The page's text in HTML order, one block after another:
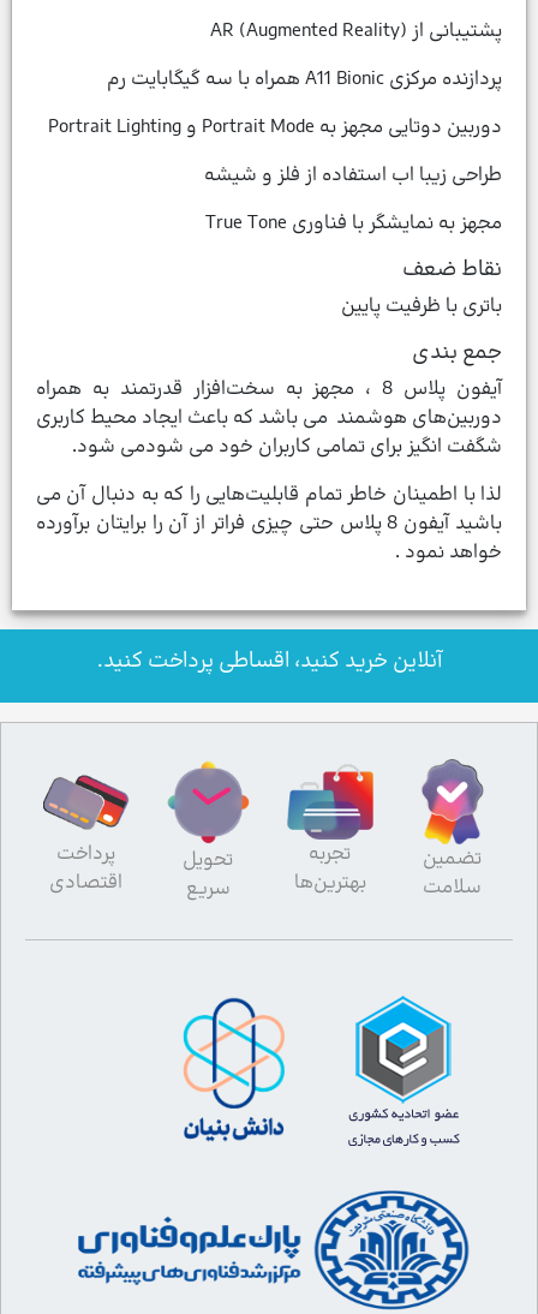
پشتیبانی از AR (Augmented Reality)
پردازنده مرکزی A11 Bionic همراه با سه گیگابایت رم
دوربین دوتایی مجهز به Portrait Mode و Portrait Lighting
طراحی زیبا اب استفاده از فلز و شیشه
مجهز به نمایشگر با فناوری True Tone
نقاط ضعف
باتری با ظرفیت پایین
جمع بندی
آیفون‌ پلاس 8 ، مجهز به سخت‌افزار قدرتمند به همراه
دوربین‌های هوشمند می باشد که باعث ایجاد محیط کاربری
شگفت انگیز برای تمامی کاربران خود می شودمی شود.
لذا با اطمینان خاطر تمام قابلیت‌هایی را که به دنبال آن می
باشید آیفون 8 پلاس حتی چیزی فراتر از آن را برایتان برآورده
خواهد نمود .
آنلاین خرید کنید، اقساطی پرداخت کنید.
تضمین
سلامت
تجربه
بهترین‌ها
تحویل
سریع
پرداخت
اقتصادی